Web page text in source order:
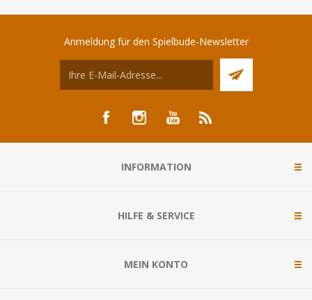
Anmeldung für den Spielbude-Newsletter
INFORMATION
HILFE & SERVICE
MEIN KONTO